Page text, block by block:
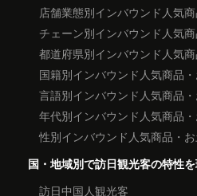
店舗業態別インバウンド人気
チェーン別インバウンド人気
都道府県別インバウンド人気
国籍別インバウンド人気商品
言語別インバウンド人気商品
年代別インバウンド人気商品
性別インバウンド人気商品・
国・地域別で訪日観光客の特性
訪日中国人観光客